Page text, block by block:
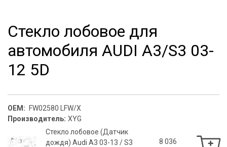
Стекло лобовое для
автомобиля AUDI A3/S3 03-
12 5D
OEM:
FW02580 LFW/X
Производитель: XYG
Стекло лобовое (Датчик
дождя) Audi A3 03-13 / S3
8 036